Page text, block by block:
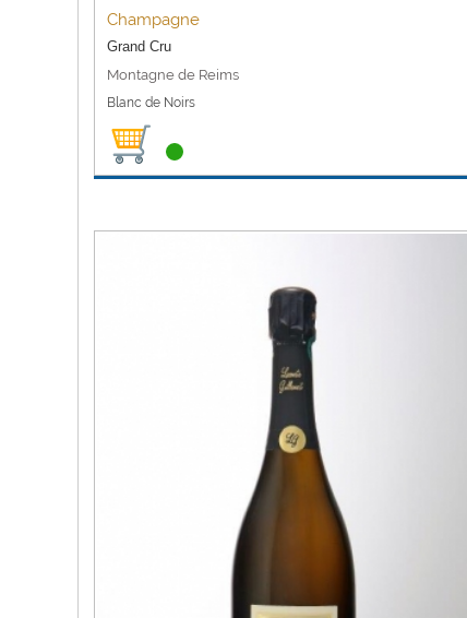
Champagne
Grand Cru
Montagne de Reims
Blanc de Noirs